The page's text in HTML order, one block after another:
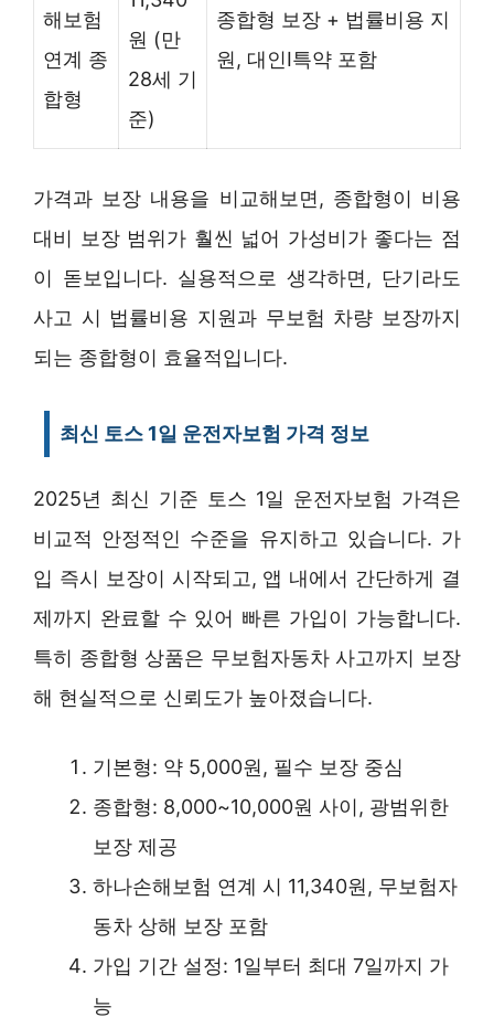
해보험
연계 종
합형
원 (만
28세 기
준)
종합형 보장 + 법률비용 지
원, 대인I특약 포함
가격과 보장 내용을 비교해보면, 종합형이 비용
대비 보장 범위가 훨씬 넓어 가성비가 좋다는 점
이 돋보입니다. 실용적으로 생각하면, 단기라도
사고 시 법률비용 지원과 무보험 차량 보장까지
되는 종합형이 효율적입니다.
최신 토스 1일 운전자보험 가격 정보
2025년 최신 기준 토스 1일 운전자보험 가격은
비교적 안정적인 수준을 유지하고 있습니다. 가
입 즉시 보장이 시작되고, 앱 내에서 간단하게 결
제까지 완료할 수 있어 빠른 가입이 가능합니다.
특히 종합형 상품은 무보험자동차 사고까지 보장
해 현실적으로 신뢰도가 높아졌습니다.
기본형: 약 5,000원, 필수 보장 중심
종합형: 8,000~10,000원 사이, 광범위한
보장 제공
하나손해보험 연계 시 11,340원, 무보험자
동차 상해 보장 포함
가입 기간 설정: 1일부터 최대 7일까지 가
능